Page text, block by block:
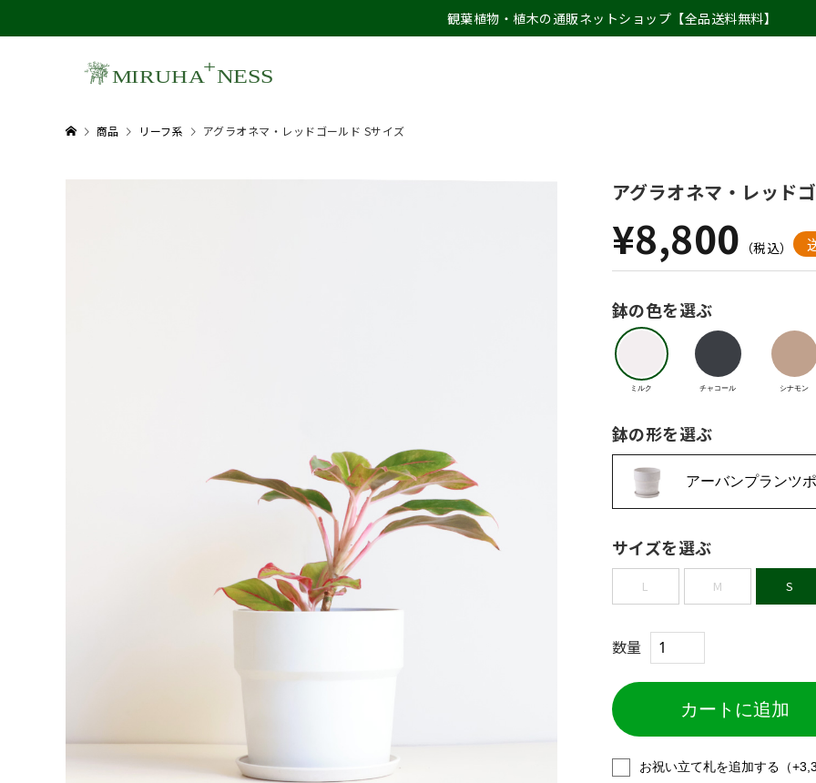
観葉植物・植木の通販ネットショップ【全品送料無料】
商品 リーフ系 アグラオネマ・レッドゴールド Sサイズ
アグラオネマ・レッド
¥8,800 （税込）
鉢の色を選ぶ
ミルク チャコール シナモン
鉢の形を選ぶ
アーバンプランツ
サイズを選ぶ
L M S
数量
お祝い立て札を追加する（